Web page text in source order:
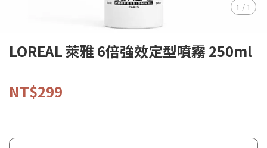
1 / 1
LOREAL 萊雅 6倍強效定型噴霧 250ml
NT$299